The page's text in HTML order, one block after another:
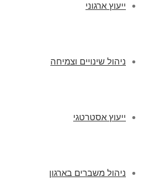
ייעוץ ארגוני
ניהול שינויים וצמיחה
ייעוץ אסטרטגי
ניהול משברים בארגון